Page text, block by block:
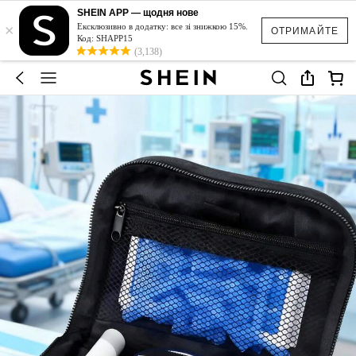
ОТРИМАЙТЕ
×
SHEIN APP — щодня нове
Ексклюзивно в додатку: все зі знижкою 15%.
Код: SHAPP15
(3,138)